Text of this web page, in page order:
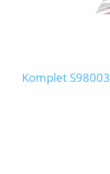
Komplet S98003